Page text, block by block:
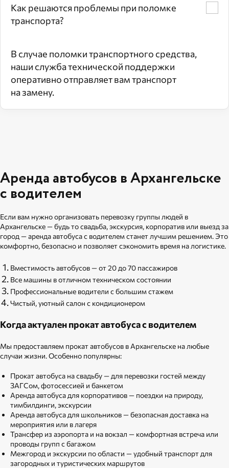
Как решаются проблемы при поломке
транспорта?
В случае поломки транспортного средства,
наши служба технической поддержки
оперативно отправляет вам транспорт
на замену.
Аренда автобусов в Архангельске
с водителем
Если вам нужно организовать перевозку группы людей в
Архангельске — будь то свадьба, экскурсия, корпоратив или выезд за
город — аренда автобуса с водителем станет лучшим решением. Это
комфортно, безопасно и позволяет сэкономить время на логистике.
Вместимость автобусов — от 20 до 70 пассажиров
Все машины в отличном техническом состоянии
Профессиональные водители с большим стажем
Чистый, уютный салон с кондиционером
Когда актуален прокат автобуса с водителем
Мы предоставляем прокат автобусов в Архангельске на любые
случаи жизни. Особенно популярны:
Прокат автобуса на свадьбу — для перевозки гостей между
ЗАГСом, фотосессией и банкетом
Аренда автобуса для корпоративов — поездки на природу,
тимбилдинги, экскурсии
Аренда автобуса для школьников — безопасная доставка на
мероприятия или в лагеря
Трансфер из аэропорта и на вокзал — комфортная встреча или
проводы групп с багажом
Межгород и экскурсии по области — удобный транспорт для
загородных и туристических маршрутов